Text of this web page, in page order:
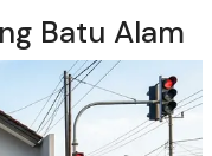
Batu Alam